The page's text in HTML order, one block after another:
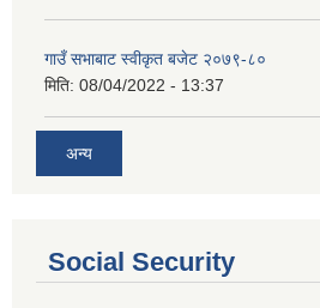
गाउँ सभाबाट स्वीकृत बजेट २०७९-८०
मिति: 08/04/2022 - 13:37
अन्य
Social Security